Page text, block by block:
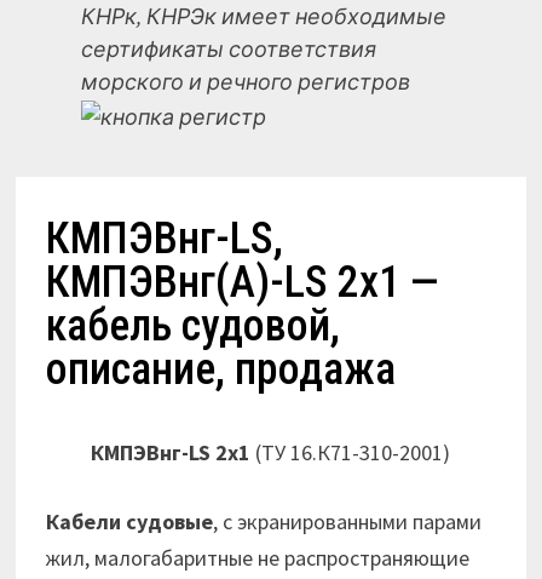
КНРк, КНРЭк имеет необходимые
сертификаты соответствия
морского и речного регистров
КМПЭВнг-LS,
КМПЭВнг(А)-LS 2х1 —
кабель судовой,
описание, продажа
КМПЭВнг-LS 2х1 (ТУ 16.К71-310-2001)
Кабели судовые, с экранированными парами
жил, малогабаритные не распространяющие